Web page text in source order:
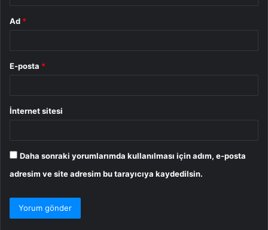
Ad *
E-posta *
İnternet sitesi
Daha sonraki yorumlarımda kullanılması için adım, e-posta
adresim ve site adresim bu tarayıcıya kaydedilsin.